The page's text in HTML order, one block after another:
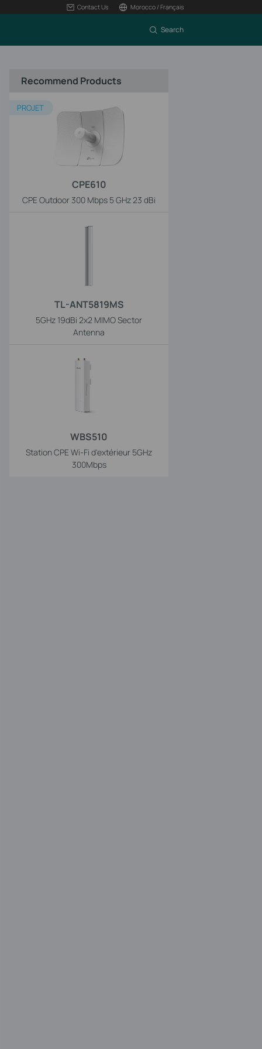
Contact Us Morocco / Français
Search
Recommend Products
CPE610
CPE Outdoor 300 Mbps 5 GHz 23 dBi
PROJET
TL-ANT5819MS
5GHz 19dBi 2x2 MIMO Sector
Antenna
WBS510
Station CPE Wi-Fi d'extérieur 5GHz
300Mbps